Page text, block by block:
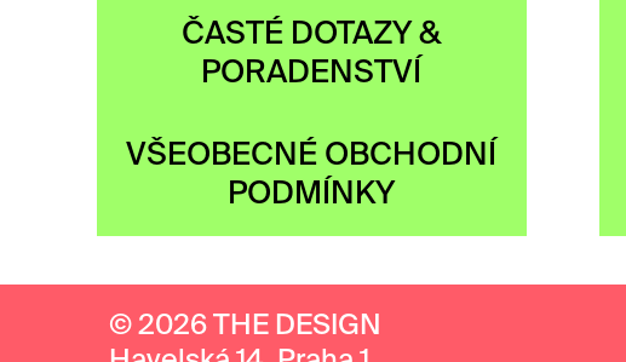
ČASTÉ DOTAZY &
PORADENSTVÍ
VŠEOBECNÉ OBCHODNÍ
PODMÍNKY
© 2026 THE DESIGN